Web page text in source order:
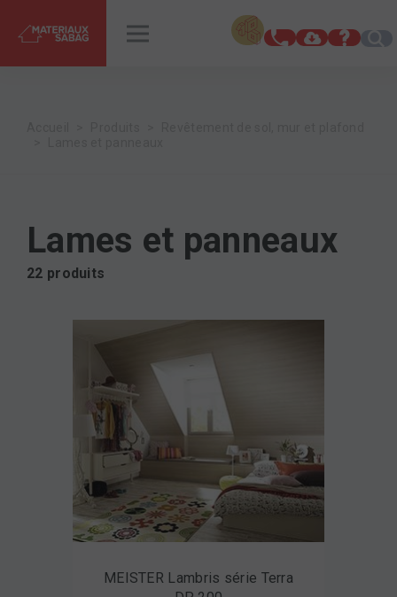
INSPIRATIONS RENDEZ-VOUS
Lames et panneaux
22 produits
MEISTER Lambris série Terra